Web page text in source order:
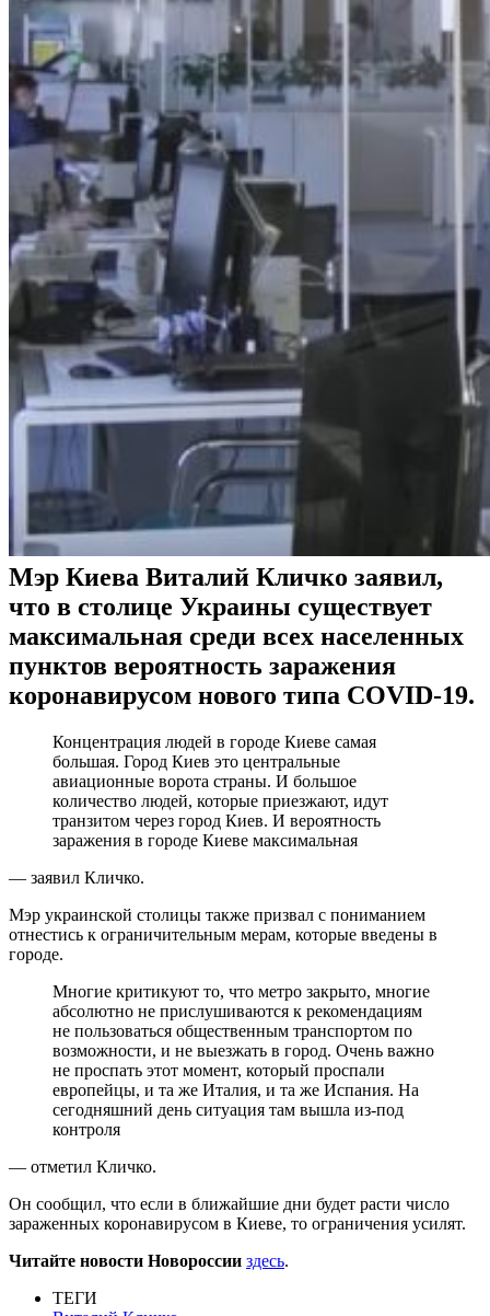
Мэр Киева Виталий Кличко заявил,
что в столице Украины существует
максимальная среди всех населенных
пунктов вероятность заражения
коронавирусом нового типа COVID-19.
Концентрация людей в городе Киеве самая
большая. Город Киев это центральные
авиационные ворота страны. И большое
количество людей, которые приезжают, идут
транзитом через город Киев. И вероятность
заражения в городе Киеве максимальная
— заявил Кличко.
Мэр украинской столицы также призвал с пониманием
отнестись к ограничительным мерам, которые введены в
городе.
Многие критикуют то, что метро закрыто, многие
абсолютно не прислушиваются к рекомендациям
не пользоваться общественным транспортом по
возможности, и не выезжать в город. Очень важно
не проспать этот момент, который проспали
европейцы, и та же Италия, и та же Испания. На
сегодняшний день ситуация там вышла из-под
контроля
— отметил Кличко.
Он сообщил, что если в ближайшие дни будет расти число
зараженных коронавирусом в Киеве, то ограничения усилят.
Читайте новости Новороссии здесь.
ТЕГИ